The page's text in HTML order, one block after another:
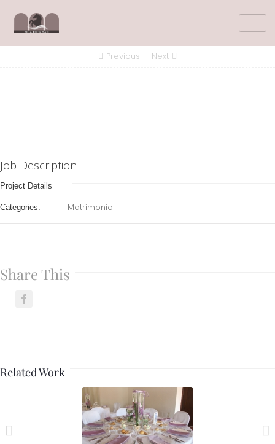
Previous Next
Job Description
Project Details
Categories: Matrimonio
Share This
Related Work